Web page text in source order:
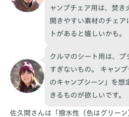
ャンプチェア用は、焚き
開きやすい素材のチェア
トがあると嬉しいかも。
クルマのシート用は、
すぎないもの。 キャン
のキャンプシーン」を想
きるものが欲しいです。
佐久間さんは「撥水性（色はグリー